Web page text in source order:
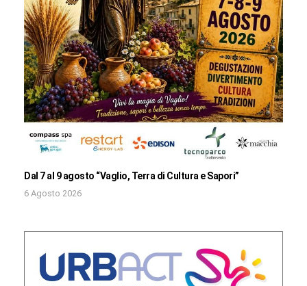
Dal 7 al 9 agosto “Vaglio, Terra di Cultura e Sapori”
6 Agosto 2026